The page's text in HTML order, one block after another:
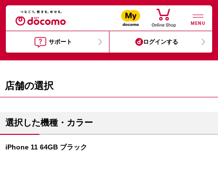
MENU
サポート ログインする
店舗の選択
選択した機種・カラー
iPhone 11 64GB ブラック